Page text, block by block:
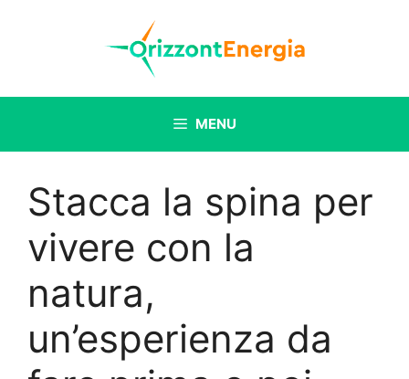
MENU
Stacca la spina per
vivere con la
natura,
un’esperienza da